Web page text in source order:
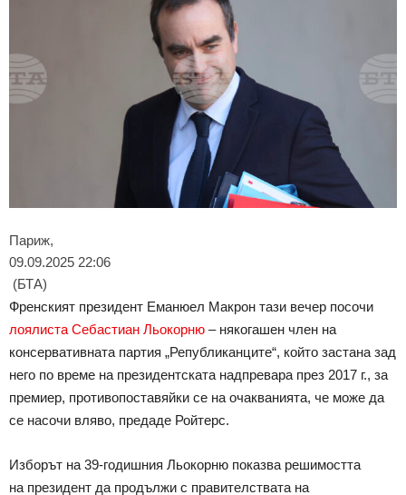
Париж,
09.09.2025 22:06
(БТА)
Френският президент Еманюел Макрон тази вечер посочи
лоялиста Себастиан Льокорню – някогашен член на
консервативната партия „Републиканците“, който застана зад
него по време на президентската надпревара през 2017 г., за
премиер, противопоставяйки се на очакванията, че може да
се насочи вляво, предаде Ройтерс.
Изборът на 39-годишния Льокорню показва решимостта
на президент да продължи с правителствата на